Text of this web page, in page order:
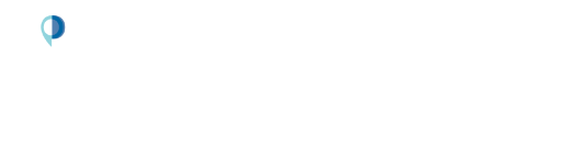
Skip to